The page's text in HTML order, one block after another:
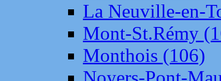
La Neuville-en-
Mont-St.Rémy
Monthois (106)